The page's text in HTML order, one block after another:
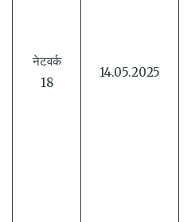
नेटवर्क
18
14.05.2025